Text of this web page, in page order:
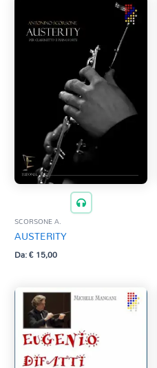
SCORSONE A.
AUSTERITY
Da:€15,00